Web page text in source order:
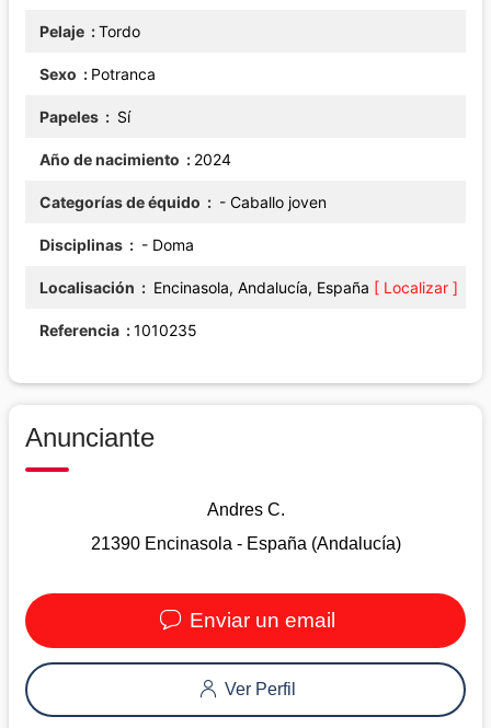
Pelaje Tordo
Sexo Potranca
Papeles Sí
Año de nacimiento 2024
Categorías de équido - Caballo joven
Disciplinas - Doma
Localisación Encinasola, Andalucía, España [ Localizar ]
Referencia 1010235
Anunciante
Andres C.
21390 Encinasola - España (Andalucía)
Enviar un email
Ver Perfil